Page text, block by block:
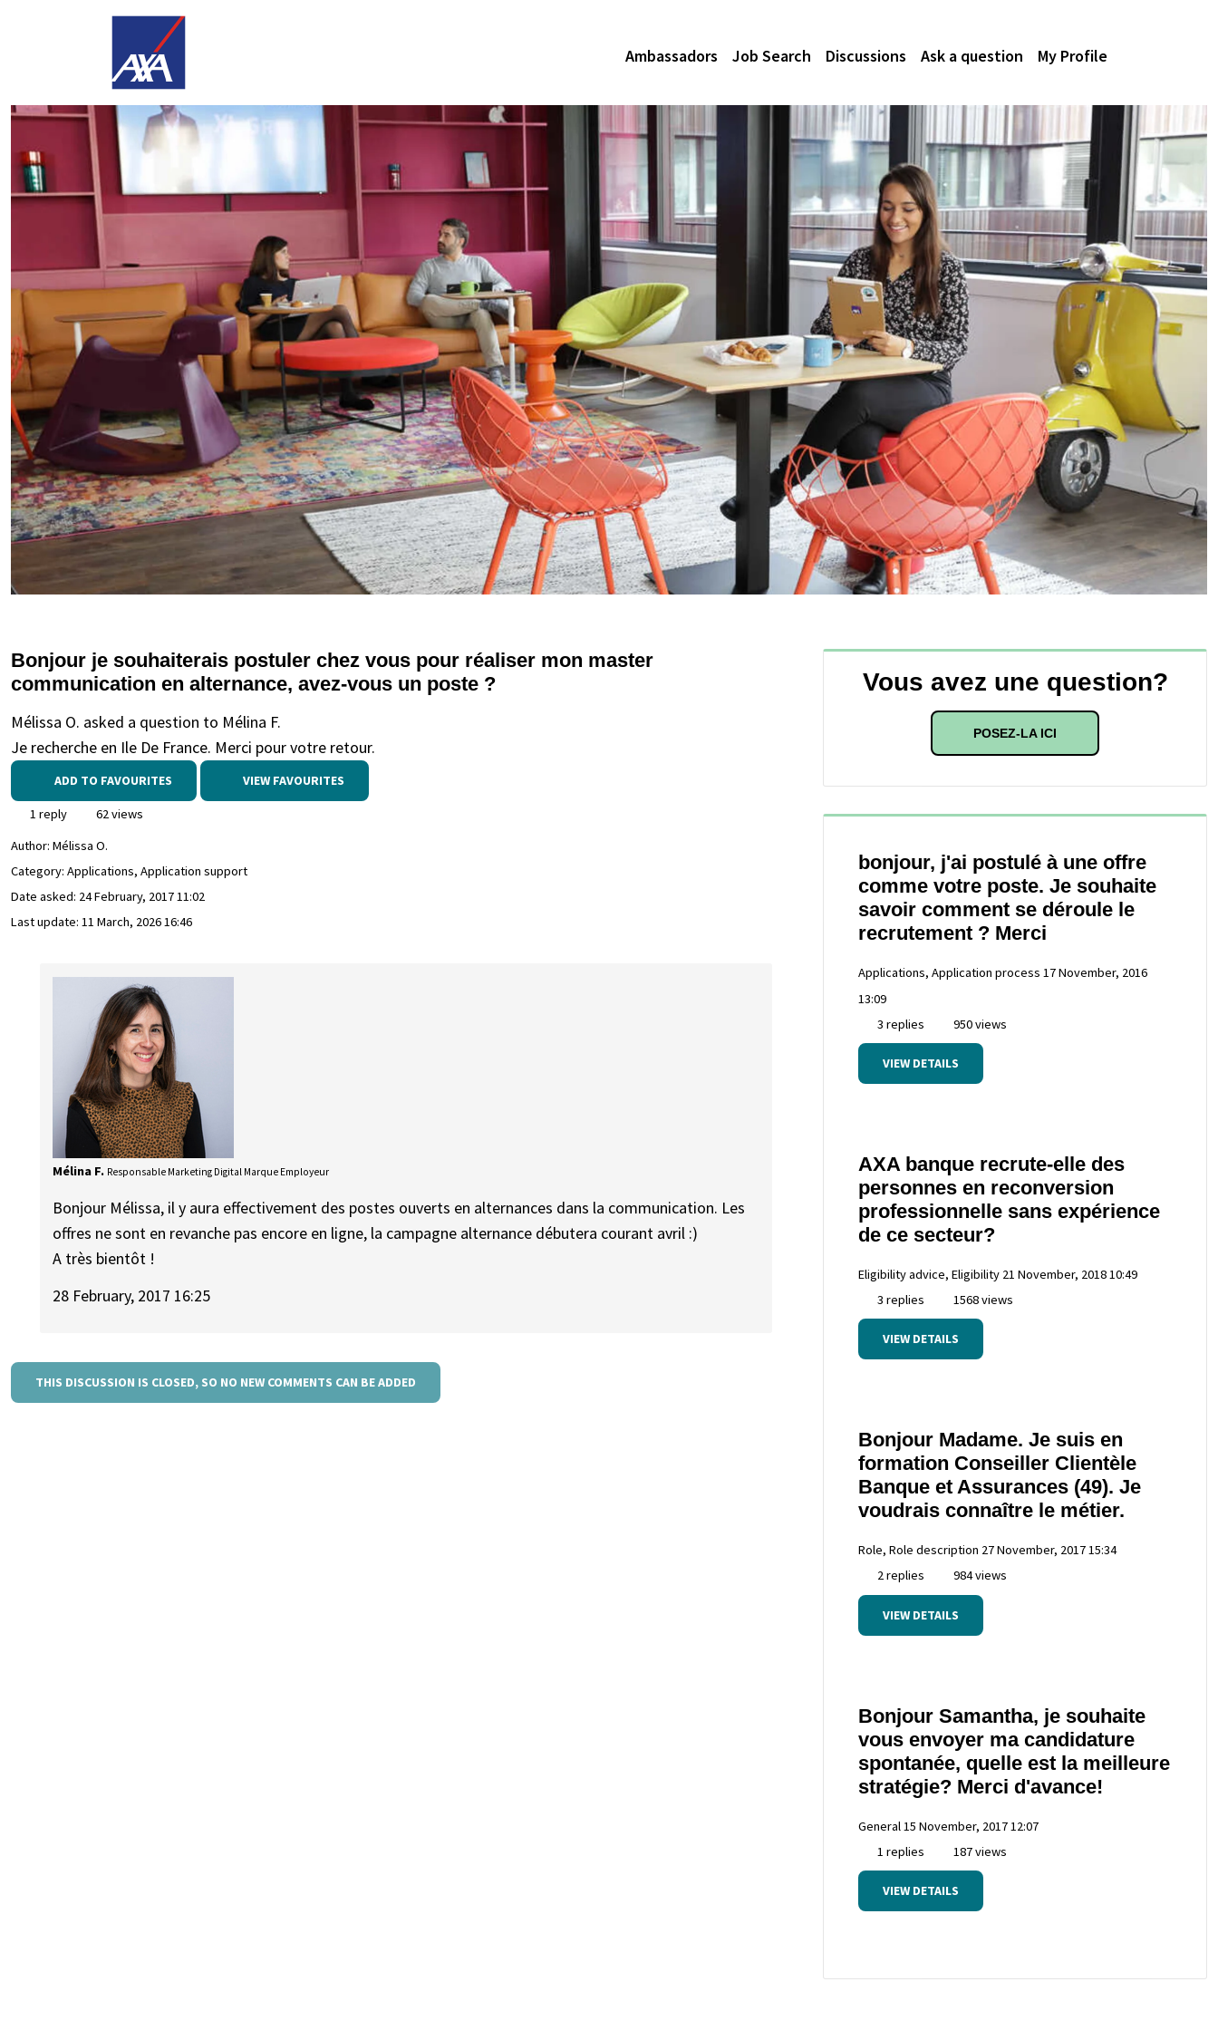
Ambassadors Job Search Discussions Ask a question My Profile
Bonjour je souhaiterais postuler chez vous pour réaliser mon master
communication en alternance, avez-vous un poste ?
Mélissa O. asked a question to Mélina F.
Je recherche en Ile De France. Merci pour votre retour.
ADD TO FAVOURITES VIEW FAVOURITES
1 reply
62 views
Author: Mélissa O.
Category: Applications, Application support
Date asked: 24 February, 2017 11:02
Last update: 11 March, 2026 16:46
Mélina F. Responsable Marketing Digital Marque Employeur
Bonjour Mélissa, il y aura effectivement des postes ouverts en alternances dans la communication. Les
offres ne sont en revanche pas encore en ligne, la campagne alternance débutera courant avril :)
A très bientôt !
28 February, 2017 16:25
THIS DISCUSSION IS CLOSED, SO NO NEW COMMENTS CAN BE ADDED
Vous avez une question?
POSEZ-LA ICI
bonjour, j'ai postulé à une offre
comme votre poste. Je souhaite
savoir comment se déroule le
recrutement ? Merci
Applications, Application process 17 November, 2016
13:09
3 replies
950 views
VIEW DETAILS
AXA banque recrute-elle des
personnes en reconversion
professionnelle sans expérience
de ce secteur?
Eligibility advice, Eligibility 21 November, 2018 10:49
3 replies
1568 views
VIEW DETAILS
Bonjour Madame. Je suis en
formation Conseiller Clientèle
Banque et Assurances (49). Je
voudrais connaître le métier.
Role, Role description 27 November, 2017 15:34
2 replies
984 views
VIEW DETAILS
Bonjour Samantha, je souhaite
vous envoyer ma candidature
spontanée, quelle est la meilleure
stratégie? Merci d'avance!
General 15 November, 2017 12:07
1 replies
187 views
VIEW DETAILS